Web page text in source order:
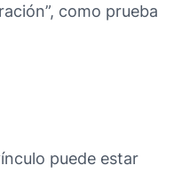
como prueba
puede estar